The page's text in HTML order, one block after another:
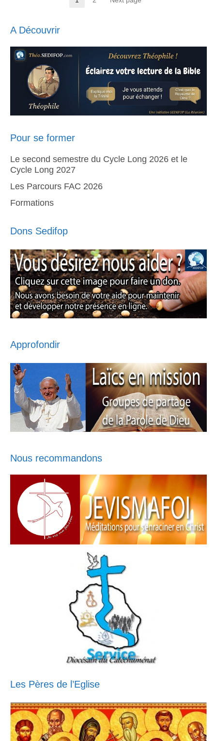
publications
Page Page
A Découvrir
Pour se former
Le second semestre du Cycle Long 2026 et le
Cycle Long 2027
Les Parcours FAC 2026
Formations
Dons Sedifop
Approfondir
Nous recommandons
Les Pères de l’Eglise